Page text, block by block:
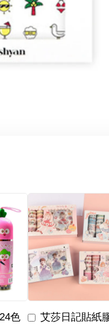
色
艾莎日記貼紙